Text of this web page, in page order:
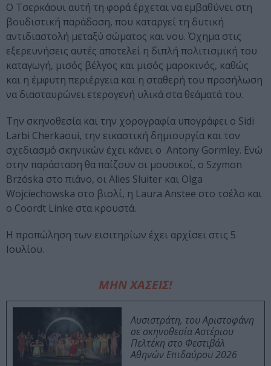
Ο Τσερκάουι αυτή τη φορά έρχεται να εμβαθύνει στη
βουδιστική παράδοση, που καταργεί τη δυτική
αντιδιαστολή μεταξύ σώματος και νου. Όχημα στις
εξερευνήσεις αυτές αποτελεί η διπλή πολιτισμική του
καταγωγή, μισός βέλγος και μισός μαροκινός, καθώς
και η έμφυτη περιέργεια και η σταθερή του προσήλωση
να διασταυρώνει ετερογενή υλικά στα θεάματά του.
Την σκηνοθεσία και την χορογραφία υπογράφει ο Sidi
Larbi Cherkaoui, την εικαστική δημιουργία και τον
σχεδιασμό σκηνικών έχει κάνει ο Antony Gormley. Ενώ
στην παράσταση θα παίζουν οι μουσικοί, ο Szymon
Brzóska στο πιάνο, οι Alies Sluiter και Olga
Wojciechowska στο βιολί, η Laura Anstee στο τσέλο και
ο Coordt Linke στα κρουστά.
Η προπώληση των εισιτηρίων έχει αρχίσει στις 5
Ιουλίου.
ΜΗΝ ΧΑΣΕΙΣ!
Λυσιστράτη, του Αριστοφάνη
σε σκηνοθεσία Αστέριου
Πελτέκη στο Φεστιβάλ
Αθηνών Επιδαύρου 2026